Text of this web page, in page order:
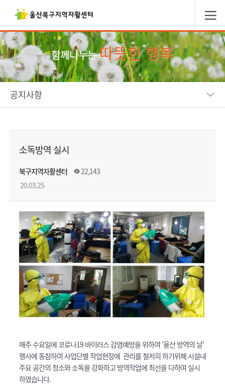
함께나누는따뜻한 행복
공지사항
소독방역 실시
북구지역자활센터
22,143
20.03.25
매주 수요일에 코로나19 바이러스 감염예방을 위하여 '울산 방역의 날'
행사에 동참하여 사업단별 작업현장에 관리를 철저히 하기위해 시설내
주요 공간의 청소와 소독을 강화하고 방역작업에 최선을 다하여 실시
하였습니다.